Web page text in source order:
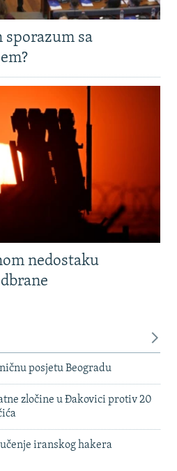
sporazum sa
nedostaku
posjetu Beogradu
zločine u Đakovici protiv 20
iranskog hakera